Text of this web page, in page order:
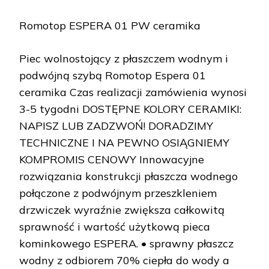
Romotop ESPERA 01 PW ceramika
Piec wolnostojący z płaszczem wodnym i
podwójną szybą Romotop Espera 01
ceramika Czas realizacji zamówienia wynosi
3-5 tygodni DOSTĘPNE KOLORY CERAMIKI:
NAPISZ LUB ZADZWOŃ! DORADZIMY
TECHNICZNE I NA PEWNO OSIĄGNIEMY
KOMPROMIS CENOWY Innowacyjne
rozwiązania konstrukcji płaszcza wodnego
połączone z podwójnym przeszkleniem
drzwiczek wyraźnie zwiększa całkowitą
sprawność i wartość użytkową pieca
kominkowego ESPERA. • sprawny płaszcz
wodny z odbiorem 70% ciepła do wody a